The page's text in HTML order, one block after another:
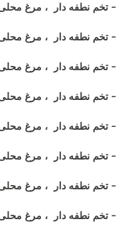
- تخم نطفه دار ، مرغ
- تخم نطفه دار ، مرغ
- تخم نطفه دار ، مرغ
- تخم نطفه دار ، مرغ
- تخم نطفه دار ، مرغ
- تخم نطفه دار ، مرغ
- تخم نطفه دار ، مرغ
- تخم نطفه دار ، مرغ